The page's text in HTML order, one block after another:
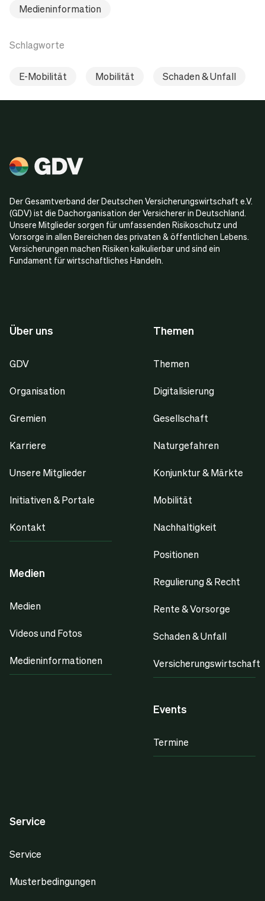
Medieninformation
Schlagworte
E-Mobilität Mobilität Schaden & Unfall
Der Gesamtverband der Deutschen Versicherungswirtschaft e.V.
(GDV) ist die Dachorganisation der Versicherer in Deutschland.
Unsere Mitglieder sorgen für umfassenden Risikoschutz und
Vorsorge in allen Bereichen des privaten & öffentlichen Lebens.
Versicherungen machen Risiken kalkulierbar und sind ein
Fundament für wirtschaftliches Handeln.
Über uns
GDV
Organisation
Gremien
Karriere
Unsere Mitglieder
Initiativen & Portale
Kontakt
Medien
Medien
Videos und Fotos
Medieninformationen
Themen
Themen
Digitalisierung
Gesellschaft
Naturgefahren
Konjunktur & Märkte
Mobilität
Nachhaltigkeit
Positionen
Regulierung & Recht
Rente & Vorsorge
Schaden & Unfall
Versicherungswirtschaft
Events
Termine
Service
Service
Musterbedingungen